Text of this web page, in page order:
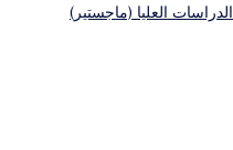
الدراسات العليا (ماجستير)